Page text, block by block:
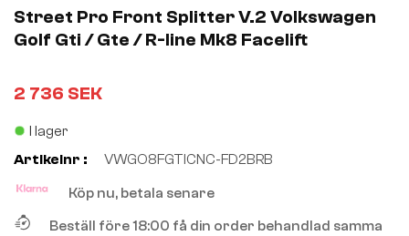
of
5
Street Pro Front Splitter V.2 Volkswagen
Golf Gti / Gte / R-line Mk8 Facelift
2 736 SEK
I lager
Artikelnr :
VWGO8FGTICNC-FD2BRB
Köp nu, betala senare
Beställ före 18:00 få din order behandlad samma